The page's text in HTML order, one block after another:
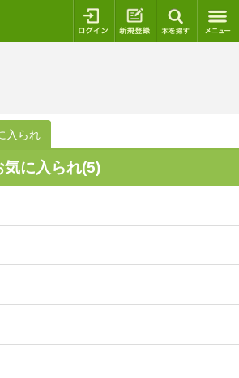
ログイン 新規登録
入られ
気に入られ(5)